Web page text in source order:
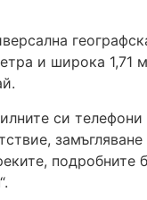
и широка 1,71
си
подробните